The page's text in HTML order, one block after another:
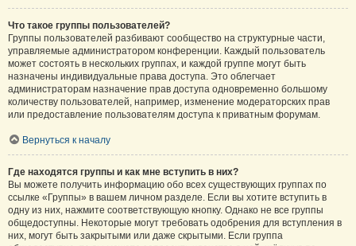
Что такое группы пользователей?
Группы пользователей разбивают сообщество на структурные части,
управляемые администратором конференции. Каждый пользователь
может состоять в нескольких группах, и каждой группе могут быть
назначены индивидуальные права доступа. Это облегчает
администраторам назначение прав доступа одновременно большому
количеству пользователей, например, изменение модераторских прав
или предоставление пользователям доступа к приватным форумам.
Вернуться к началу
Где находятся группы и как мне вступить в них?
Вы можете получить информацию обо всех существующих группах по
ссылке «Группы» в вашем личном разделе. Если вы хотите вступить в
одну из них, нажмите соответствующую кнопку. Однако не все группы
общедоступны. Некоторые могут требовать одобрения для вступления в
них, могут быть закрытыми или даже скрытыми. Если группа